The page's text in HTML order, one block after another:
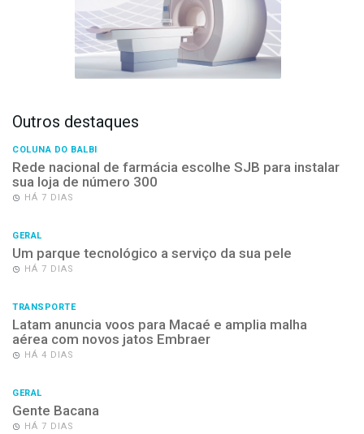
Outros destaques
COLUNA DO BALBI
Rede nacional de farmácia escolhe SJB para instalar
sua loja de número 300
HÁ 7 DIAS
GERAL
Um parque tecnológico a serviço da sua pele
HÁ 7 DIAS
TRANSPORTE
Latam anuncia voos para Macaé e amplia malha
aérea com novos jatos Embraer
HÁ 4 DIAS
GERAL
Gente Bacana
HÁ 7 DIAS